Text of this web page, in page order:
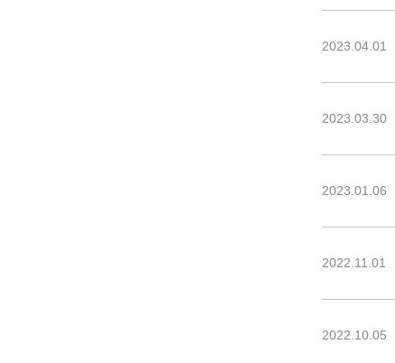
2023.04.01
2023.03.30
2023.01.06
2022.11.01
2022.10.05